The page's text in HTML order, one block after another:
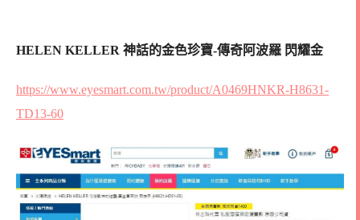
HELEN KELLER 神話的金色珍寶-傳奇阿波羅 閃耀金
https://www.eyesmart.com.tw/product/A0469HNKR-H8631-
TD13-60